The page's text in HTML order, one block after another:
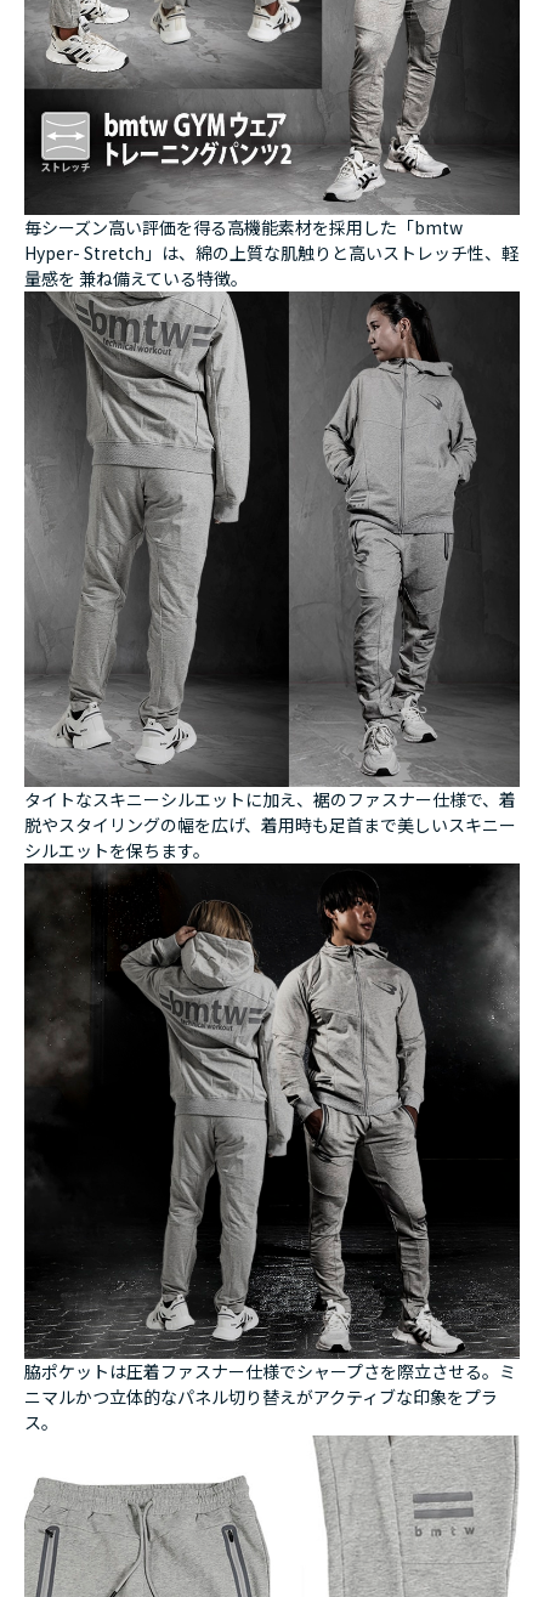
毎シーズン高い評価を得る高機能素材を採用した「bmtw
Hyper- Stretch」は、綿の上質な肌触りと高いストレッチ性、軽
量感を 兼ね備えている特徴。
タイトなスキニーシルエットに加え、裾のファスナー仕様で、着
脱やスタイリングの幅を広げ、着用時も足首まで美しいスキニー
シルエットを保ちます。
脇ポケットは圧着ファスナー仕様でシャープさを際立させる。ミ
ニマルかつ立体的なパネル切り替えがアクティブな印象をプラ
ス。